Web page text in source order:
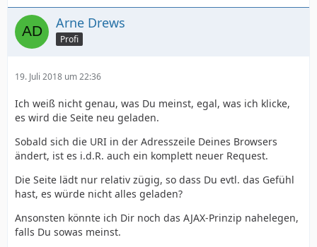
Arne Drews
Profi
19. Juli 2018 um 22:36
Ich weiß nicht genau, was Du meinst, egal, was ich klicke,
es wird die Seite neu geladen.
Sobald sich die URI in der Adresszeile Deines Browsers
ändert, ist es i.d.R. auch ein komplett neuer Request.
Die Seite lädt nur relativ zügig, so dass Du evtl. das Gefühl
hast, es würde nicht alles geladen?
Ansonsten könnte ich Dir noch das AJAX-Prinzip nahelegen,
falls Du sowas meinst.